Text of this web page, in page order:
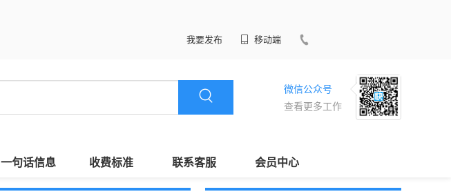
我要发布
移动端
微信公众号
查看更多工作
一句话信息 收费标准 联系客服 会员中心